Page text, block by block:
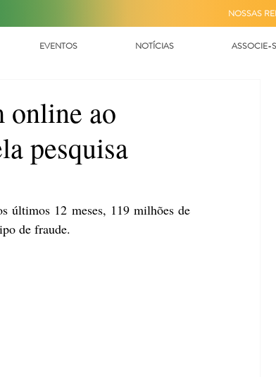
NOSSAS
EVENTOS NOTÍCIAS ASSOCIE-
online ao
pesquisa
últimos 12 meses, 119 milhões de
de fraude.